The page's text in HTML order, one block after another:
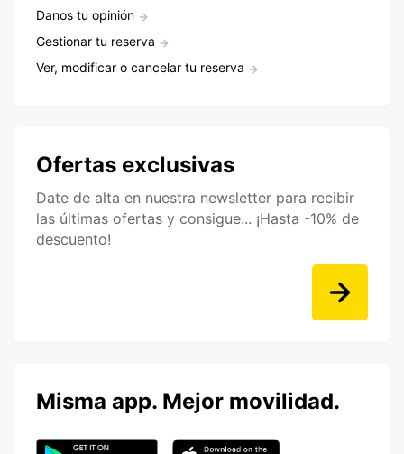
Danos tu opinión
Gestionar tu reserva
Ver, modificar o cancelar tu reserva
Ofertas exclusivas
Date de alta en nuestra newsletter para recibir
las últimas ofertas y consigue... ¡Hasta -10% de
descuento!
Misma app. Mejor movilidad.